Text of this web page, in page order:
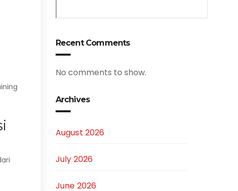
Recent Comments
No comments to show.
Archives
August 2026
July 2026
June 2026